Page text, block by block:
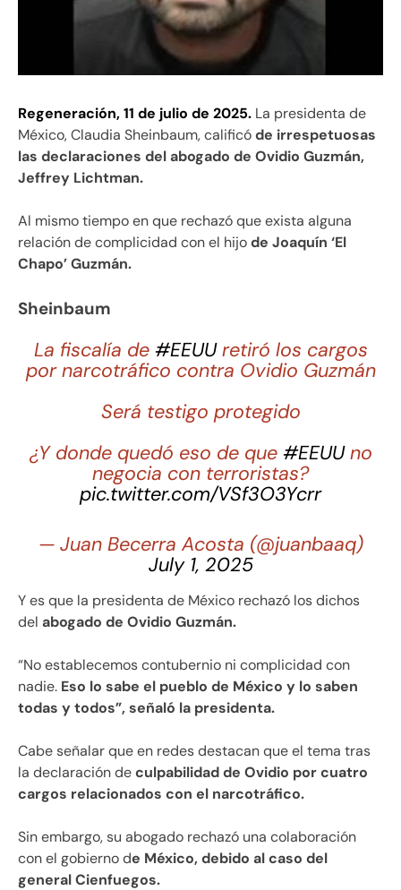
Regeneración, 11 de julio de 2025. La presidenta de
México, Claudia Sheinbaum, calificóde irrespetuosas
las declaraciones del abogado de Ovidio Guzmán,
Jeffrey Lichtman.
Al mismo tiempo en que rechazó que exista alguna
relación de complicidad con el hijode Joaquín ‘El
Chapo’ Guzmán.
Sheinbaum
La fiscalía de #EEUUretiró los cargos
por narcotráfico contra Ovidio Guzmán
Será testigo protegido
¿Y donde quedó eso de que #EEUUno
negocia con terroristas?
pic.twitter.com/VSf3O3Ycrr
— Juan Becerra Acosta (@juanbaaq)
July 1, 2025
Y es que la presidenta de México rechazó los dichos
del abogado de Ovidio Guzmán.
“No establecemos contubernio ni complicidad con
nadie. Eso lo sabe el pueblo de México y lo saben
todas y todos”, señaló la presidenta.
Cabe señalar que en redes destacan que el tema tras
la declaración deculpabilidad de Ovidio por cuatro
cargos relacionados con el narcotráfico.
Sin embargo, su abogado rechazó una colaboración
con el gobierno de México, debido al caso del
general Cienfuegos.